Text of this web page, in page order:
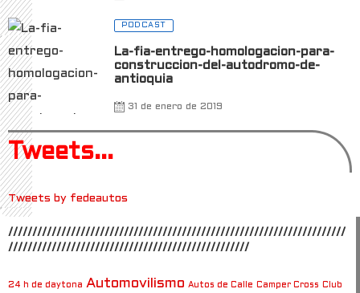
PODCAST
La-fia-entrego-homologacion-para-
construccion-del-autodromo-de-
antioquia
31 de enero de 2019
Tweets...
Tweets by fedeautos
//////////////////////////////////////////////////////////////////////
//////////////////////////////////////////////////
24 h de daytona Automovilismo Autos de Calle Camper Cross Club